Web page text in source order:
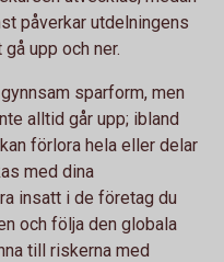
påverkar utdelningens
upp och ner.
sparform, men
alltid går upp; ibland
förlora hela eller delar
med dina
insatt i de företag du
och följa den globala
till riskerna med